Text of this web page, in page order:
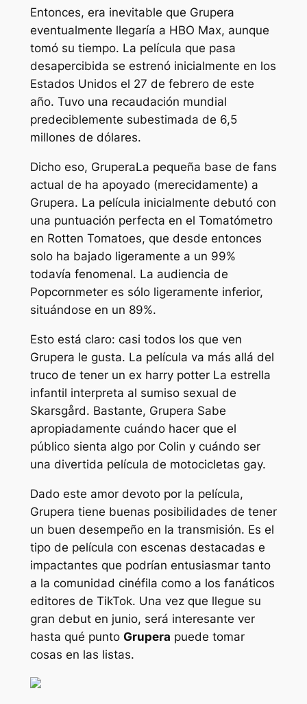
Entonces, era inevitable que Grupera
eventualmente llegaría a HBO Max, aunque
tomó su tiempo. La película que pasa
desapercibida se estrenó inicialmente en los
Estados Unidos el 27 de febrero de este
año. Tuvo una recaudación mundial
predeciblemente subestimada de 6,5
millones de dólares.
Dicho eso, GruperaLa pequeña base de fans
actual de ha apoyado (merecidamente) a
Grupera. La película inicialmente debutó con
una puntuación perfecta en el Tomatómetro
en Rotten Tomatoes, que desde entonces
solo ha bajado ligeramente a un 99%
todavía fenomenal. La audiencia de
Popcornmeter es sólo ligeramente inferior,
situándose en un 89%.
Esto está claro: casi todos los que ven
Grupera le gusta. La película va más allá del
truco de tener un ex harry potterLa estrella
infantil interpreta al sumiso sexual de
Skarsgård. Bastante, Grupera Sabe
apropiadamente cuándo hacer que el
público sienta algo por Colin y cuándo ser
una divertida película de motocicletas gay.
Dado este amor devoto por la película,
Grupera tiene buenas posibilidades de tener
un buen desempeño en la transmisión. Es el
tipo de película con escenas destacadas e
impactantes que podrían entusiasmar tanto
a la comunidad cinéfila como a los fanáticos
editores de TikTok. Una vez que llegue su
gran debut en junio, será interesante ver
hasta qué punto Grupera puede tomar
cosas en las listas.